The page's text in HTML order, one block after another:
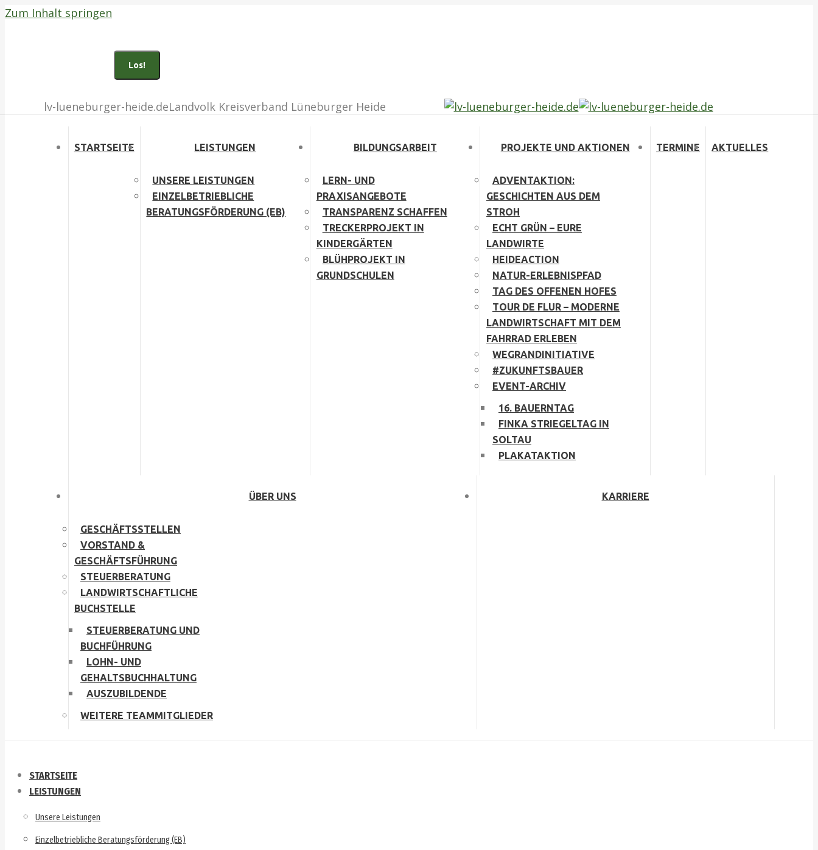
Zum Inhalt springen
lv-lueneburger-heide.deLandvolk Kreisverband Lüneburger Heide
STARTSEITE LEISTUNGEN
UNSERE LEISTUNGEN
EINZELBETRIEBLICHE
BERATUNGSFÖRDERUNG (EB)
BILDUNGSARBEIT
LERN- UND
PRAXISANGEBOTE
TRANSPARENZ SCHAFFEN
TRECKERPROJEKT IN
KINDERGÄRTEN
BLÜHPROJEKT IN
GRUNDSCHULEN
PROJEKTE UND AKTIONEN
ADVENTAKTION:
GESCHICHTEN AUS DEM
STROH
ECHT GRÜN – EURE
LANDWIRTE
HEIDEACTION
NATUR-ERLEBNISPFAD
TAG DES OFFENEN HOFES
TOUR DE FLUR – MODERNE
LANDWIRTSCHAFT MIT DEM
FAHRRAD ERLEBEN
WEGRANDINITIATIVE
#ZUKUNFTSBAUER
EVENT-ARCHIV
16. BAUERNTAG
FINKA STRIEGELTAG IN
SOLTAU
PLAKATAKTION
TERMINE AKTUELLES
ÜBER UNS
GESCHÄFTSSTELLEN
VORSTAND &
GESCHÄFTSFÜHRUNG
STEUERBERATUNG
LANDWIRTSCHAFTLICHE
BUCHSTELLE
STEUERBERATUNG UND
BUCHFÜHRUNG
LOHN- UND
GEHALTSBUCHHALTUNG
AUSZUBILDENDE
WEITERE TEAMMITGLIEDER
KARRIERE
STARTSEITE
LEISTUNGEN
Unsere Leistungen
Einzelbetriebliche Beratungsförderung (EB)